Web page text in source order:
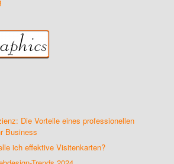
Die Vorteile eines professionellen
Business
ich effektive Visitenkarten?